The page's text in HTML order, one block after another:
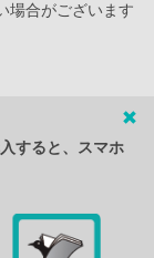
場合がございます
すると、スマホ